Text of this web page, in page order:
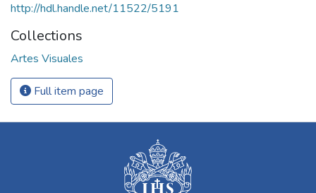
http://hdl.handle.net/11522/5191
Collections
Artes Visuales
Full item page